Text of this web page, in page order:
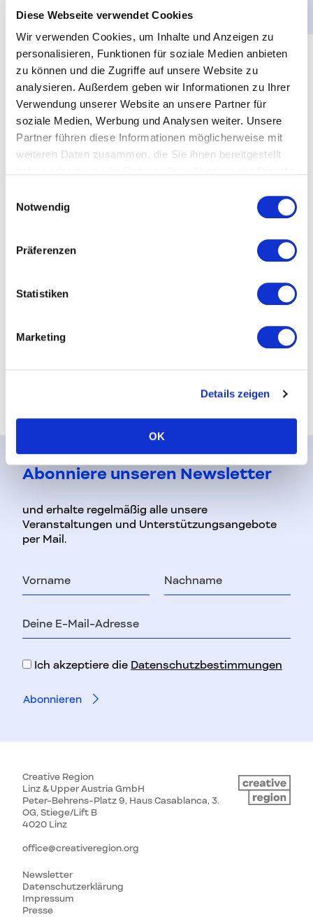
Diese Webseite verwendet Cookies
Wir verwenden Cookies, um Inhalte und Anzeigen zu
personalisieren, Funktionen für soziale Medien anbieten
zu können und die Zugriffe auf unsere Website zu
analysieren. Außerdem geben wir Informationen zu Ihrer
Verwendung unserer Website an unsere Partner für
soziale Medien, Werbung und Analysen weiter. Unsere
Partner führen diese Informationen möglicherweise mit
weiteren Daten zusammen, die Sie ihnen bereitgestellt
Notwendig
Präferenzen
Statistiken
Marketing
Details zeigen
OK
Beschreibung
Im Rahmen des New European Bauhaus
dasEuropäische Innovations- und
Technologieinstitut(EIT) den EIT Community
Booster. 20 innovative Unternehmen erhalten
jeweils bis zu 50.000 Euro für Projekte zur
Nachhaltigkeit, Ästhetik und Inklusion.
werden ermutigt, sich zu bewerben.
Kategorien Urban Mobility, Climate, Digital,
mehreren Kategorien gleichzeitig einzureichen.
Abonniere unseren Newsletter
und erhalte regelmäßig alle unsere
Veranstaltungen und Unterstützungsangebote
per Mail.
Nachname
Mail-
Ich akzeptiere die Datenschutzbestimmungen
Creative Region
Linz & Upper Austria GmbH
Peter-Behrens-Platz 9, Haus Casablanca, 3.
OG, Stiege/Lift B
4020 Linz
office@creativeregion.org
Newsletter
Datenschutzerklärung
Impressum
Presse